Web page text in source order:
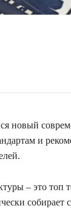
новый
и
– это топ
собирает